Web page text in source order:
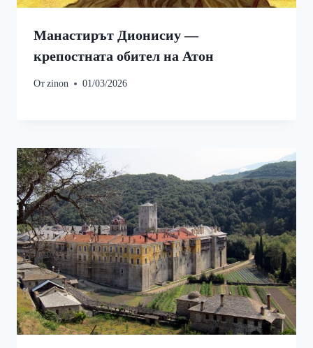
Манастирът Дионисиу —
крепостната обител на Атон
Отzinon 01/03/2026